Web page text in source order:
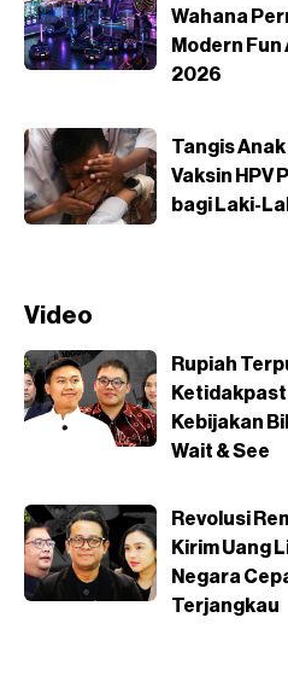
Wahana
Modern Fun
2026
Tangis Anak
Vaksin HPV
bagi Laki-
Video
Rupiah
Kebijakan
Wait & See
Revolusi
Kirim Uang
Negara
Terjangkau